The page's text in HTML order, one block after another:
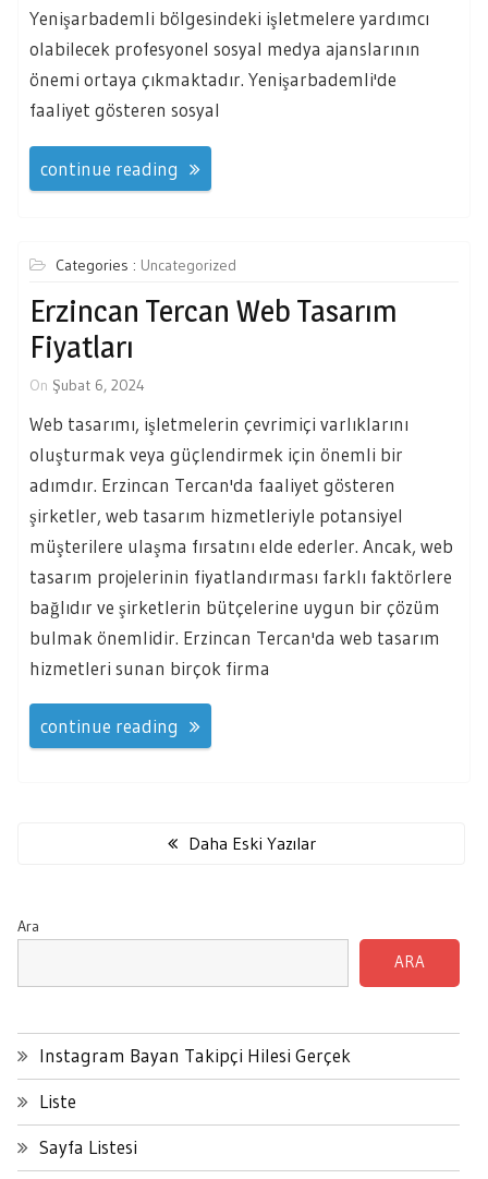
Yenişarbademli bölgesindeki işletmelere yardımcı
olabilecek profesyonel sosyal medya ajanslarının
önemi ortaya çıkmaktadır. Yenişarbademli'de
faaliyet gösteren sosyal
continue reading
Categories : Uncategorized
Erzincan Tercan Web Tasarım
Fiyatları
On Şubat 6, 2024
Web tasarımı, işletmelerin çevrimiçi varlıklarını
oluşturmak veya güçlendirmek için önemli bir
adımdır. Erzincan Tercan'da faaliyet gösteren
şirketler, web tasarım hizmetleriyle potansiyel
müşterilere ulaşma fırsatını elde ederler. Ancak, web
tasarım projelerinin fiyatlandırması farklı faktörlere
bağlıdır ve şirketlerin bütçelerine uygun bir çözüm
bulmak önemlidir. Erzincan Tercan'da web tasarım
hizmetleri sunan birçok firma
continue reading
Daha Eski Yazılar
Ara
ARA
Instagram Bayan Takipçi Hilesi Gerçek
Liste
Sayfa Listesi